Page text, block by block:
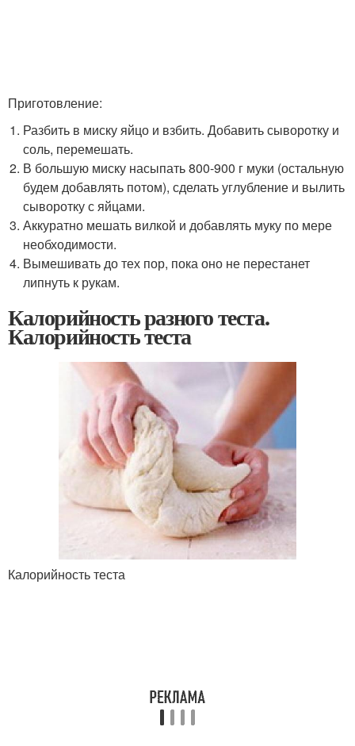
Приготовление:
Разбить в миску яйцо и взбить. Добавить сыворотку и
соль, перемешать.
В большую миску насыпать 800-900 г муки (остальную
будем добавлять потом), сделать углубление и вылить
сыворотку с яйцами.
Аккуратно мешать вилкой и добавлять муку по мере
необходимости.
Вымешивать до тех пор, пока оно не перестанет
липнуть к рукам.
Калорийность разного теста.
Калорийность теста
Калорийность теста